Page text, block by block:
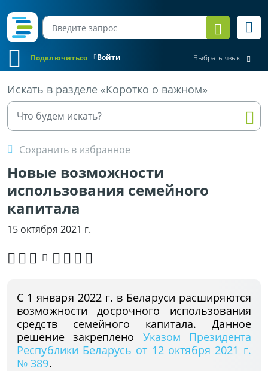
Войти
Подключиться Выбрать язык
Искать в разделе «Коротко о важном»
Сохранить в избранное
Новые возможности
использования семейного
капитала
Все материалы
15 октября 2021 г.
C 1 января 2022 г. в Беларуси расширяются
возможности досрочного использования
средств семейного капитала. Данное
решение закреплено Указом Президента
Республики Беларусь от 12 октября 2021 г.
№ 389.